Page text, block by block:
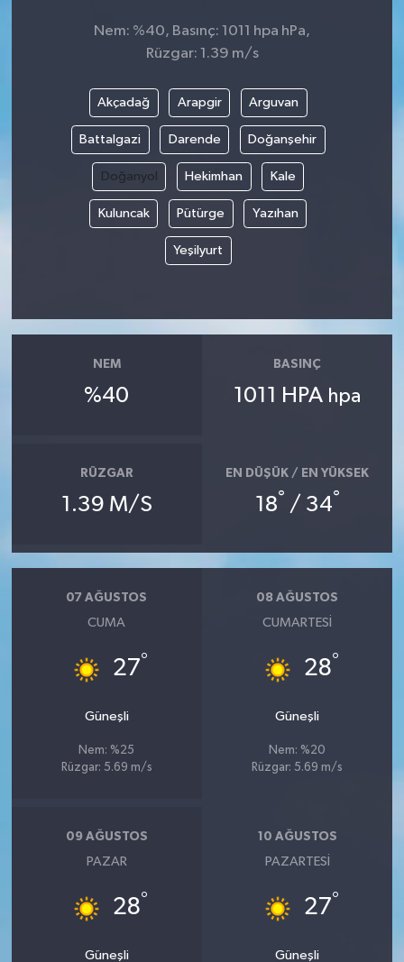
Nem: %40, Basınç: 1011 hpa hPa,
Rüzgar: 1.39 m/s
Akçadağ Arapgir Arguvan
Battalgazi Darende Doğanşehir
Doğanyol Hekimhan Kale
Kuluncak Pütürge Yazıhan
Yeşilyurt
NEM
%40
BASINÇ
1011 HPA hpa
RÜZGAR
1.39 M/S
EN DÜŞÜK / EN YÜKSEK
18° / 34°
07 AĞUSTOS
CUMA
27°
Güneşli
Nem: %25
Rüzgar: 5.69 m/s
08 AĞUSTOS
CUMARTESI
28°
Güneşli
Nem: %20
Rüzgar: 5.69 m/s
09 AĞUSTOS
PAZAR
28°
Güneşli
10 AĞUSTOS
PAZARTESI
27°
Güneşli
İlçe Haberleri
Kültür & Sanat
Magazin
Resmi İlanlar
Sokak Hayvanlarını Sahiplendirme